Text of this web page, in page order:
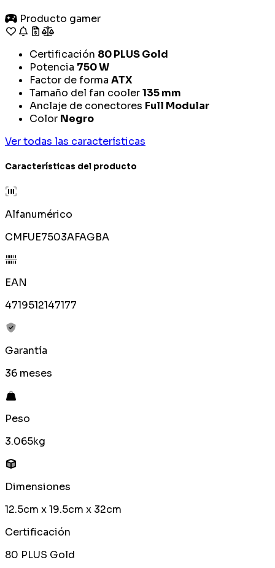
Producto gamer
Certificación 80 PLUS Gold
Potencia 750 W
Factor de forma ATX
Tamaño del fan cooler135 mm
Anclaje de conectores Full Modular
Color Negro
Ver todas las características
Características del producto
Alfanumérico
CMFUE7503AFAGBA
EAN
4719512147177
Garantía
36 meses
Peso
3.065kg
Dimensiones
12.5cm x 19.5cm x 32cm
Certificación
80 PLUS Gold